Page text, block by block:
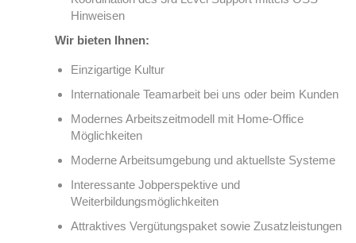
Hinweisen
Wir bieten Ihnen:
Einzigartige Kultur
Internationale Teamarbeit bei uns oder beim Kunden
Modernes Arbeitszeitmodell mit Home-Office
Möglichkeiten
Moderne Arbeitsumgebung und aktuellste Systeme
Interessante Jobperspektive und
Weiterbildungsmöglichkeiten
Attraktives Vergütungspaket sowie Zusatzleistungen